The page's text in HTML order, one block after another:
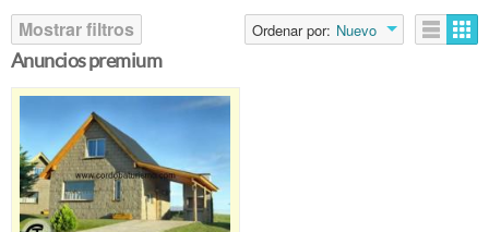
Mostrar filtros
Ordenar por: Nuevo
Anuncios premium